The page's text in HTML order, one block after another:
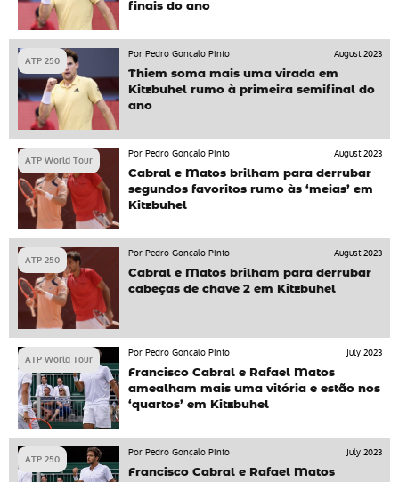
finais do ano
ATP 250
Por Pedro Gonçalo Pinto
August 2023
Thiem soma mais uma virada em
Kitzbuhel rumo à primeira semifinal do
ano
ATP World Tour
Por Pedro Gonçalo Pinto
August 2023
Cabral e Matos brilham para derrubar
segundos favoritos rumo às ‘meias’ em
Kitzbuhel
ATP 250
Por Pedro Gonçalo Pinto
August 2023
Cabral e Matos brilham para derrubar
cabeças de chave 2 em Kitzbuhel
ATP World Tour
Por Pedro Gonçalo Pinto
July 2023
Francisco Cabral e Rafael Matos
amealham mais uma vitória e estão nos
‘quartos’ em Kitzbuhel
ATP 250
Por Pedro Gonçalo Pinto
July 2023
Francisco Cabral e Rafael Matos